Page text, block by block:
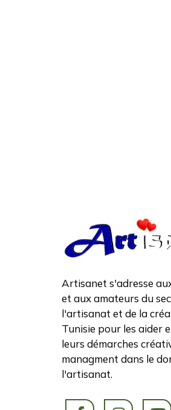
Artisanet s'adresse
et aux amateurs du
l'artisanat et de la
Tunisie pour les aider
leurs démarches
managment dans le
l'artisanat.